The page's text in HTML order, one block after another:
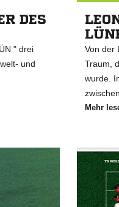
DES
" drei
und
Von der
Traum,
wurde.
Mehr